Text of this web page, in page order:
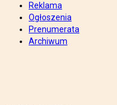
Reklama
Ogłoszenia
Prenumerata
Archiwum